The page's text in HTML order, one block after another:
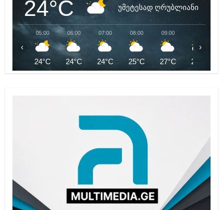
24°C უმეტესად ღრუბლიანი
05:00
24°C
06:00
24°C
07:00
24°C
08:00
25°C
09:00
27°C
10:00
28°C
‹ ›